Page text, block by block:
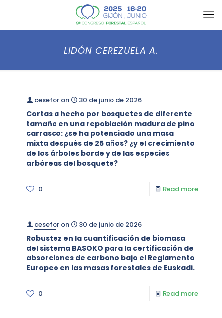
LIDÓN CEREZUELA A.
cesefor on 30 de junio de 2026
Cortas a hecho por bosquetes de diferente
tamaño en una repoblación madura de pino
carrasco: ¿se ha potenciado una masa
mixta después de 25 años? ¿y el crecimiento
de los árboles borde y de las especies
arbóreas del bosquete?
0 Read more
cesefor on 30 de junio de 2026
Robustez en la cuantificación de biomasa
del sistema BASOKO para la certificación de
absorciones de carbono bajo el Reglamento
Europeo en las masas forestales de Euskadi.
0 Read more